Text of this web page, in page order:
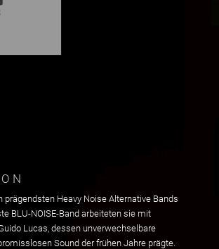
prägendsten Heavy Noise Alternative Bands
BLU-NOISE-Band arbeiteten sie mit
Lucas, dessen unverwechselbare
Sound der frühen Jahre prägte.